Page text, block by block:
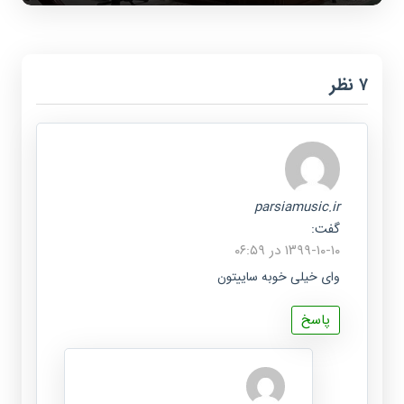
‫۷ نظر
parsiamusic.ir
گفت:
۱۳۹۹-۱۰-۱۰ در ۰۶:۵۹
وای خیلی خوبه ساییتون
پاسخ